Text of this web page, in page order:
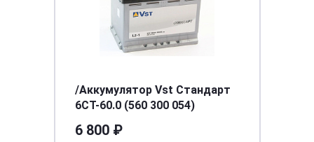
/Аккумулятор Vst Стандарт
6СТ-60.0 (560 300 054)
6 800 ₽